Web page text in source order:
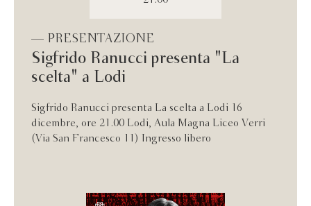
— PRESENTAZIONE
Sigfrido Ranucci presenta "La
scelta" a Lodi
Sigfrido Ranucci presenta La scelta a Lodi 16
dicembre, ore 21.00 Lodi, Aula Magna Liceo Verri
(Via San Francesco 11) Ingresso libero